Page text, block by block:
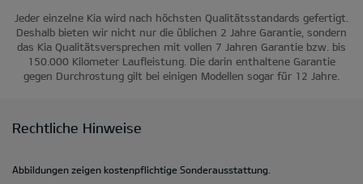
Jeder einzelne Kia wird nach höchsten Qualitätsstandards gefertigt.
Deshalb bieten wir nicht nur die üblichen 2 Jahre Garantie, sondern
das Kia Qualitätsversprechen mit vollen 7 Jahren Garantie bzw. bis
150.000 Kilometer Laufleistung. Die darin enthaltene Garantie
gegen Durchrostung gilt bei einigen Modellen sogar für 12 Jahre.
Rechtliche Hinweise
Abbildungen zeigen kostenpflichtige Sonderausstattung.